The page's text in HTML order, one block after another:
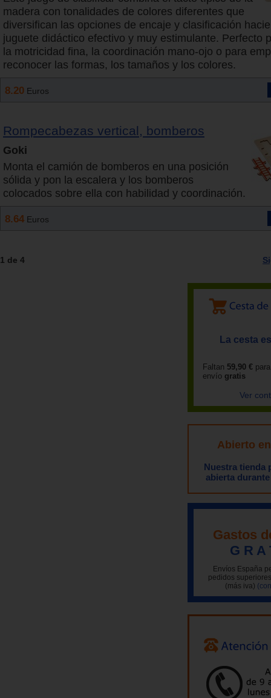
madera con tonalidades de colores diferentes que
diversifican las opciones de encaje y clasificación
juguete didáctico efectivo y muy estimulante. Perfecto
la motricidad fina, la coordinación mano-ojo o para
reconocer las formas, los tamaños y los colores.
8.20 Euros
Rompecabezas vertical, bomberos
Goki
Monta el camión de bomberos en una posición
sólida y pon la escalera y los bomberos
colocados sobre ella con habilidad y coordinación.
8.64 Euros
1 de 4
La cesta
Faltan 59,90 €
envío gratis
Ver
Abierto
Nuestra tienda
abierta
Gastos
G R A
Envíos España
pedidos
(más iva)